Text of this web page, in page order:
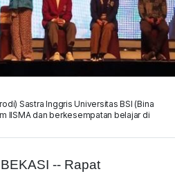
Sastra Inggris Universitas BSI (Bina
IISMA dan berkesempatan belajar di
BEKASI -- Rapat